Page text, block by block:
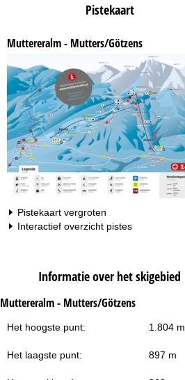
Pistekaart
Muttereralm - Mutters/Götzens
Pistekaart vergroten
Interactief overzicht pistes
Informatie over het skigebied
Muttereralm - Mutters/Götzens
Het hoogste punt: 1.804 m
Het laagste punt: 897 m